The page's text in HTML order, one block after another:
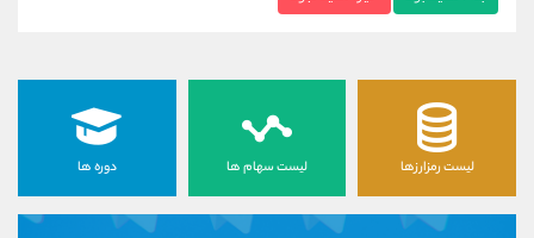
لیست رمزارزها لیست سهام ها دوره ها